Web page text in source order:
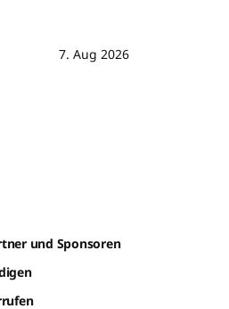
7. Aug 2026
und Sponsoren